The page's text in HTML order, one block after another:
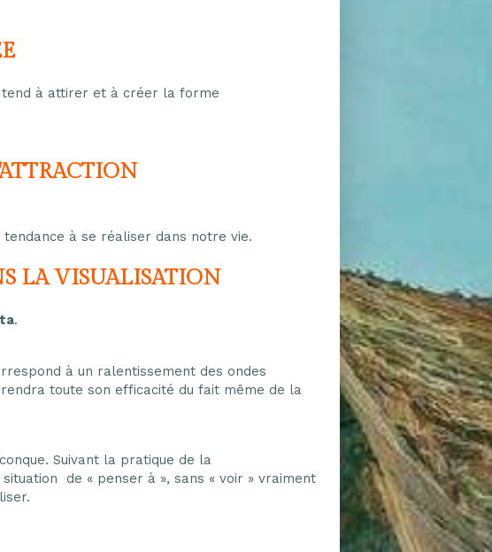
tend à attirer et à créer la forme
à se réaliser dans notre vie.
LA VISUALISATION
.
à un ralentissement des ondes
toute son efficacité du fait même de la
Suivant la pratique de la
de « penser à », sans « voir » vraiment